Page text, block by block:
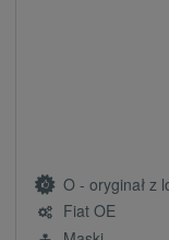
O - oryginał z
Fiat OE